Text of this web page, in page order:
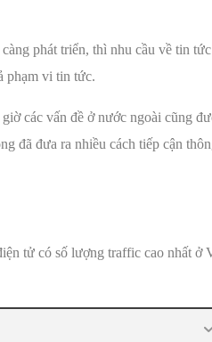
phát triển, thì nhu cầu về tin tức
phạm vi tin tức.
các vấn đề ở nước ngoài cũng
đã đưa ra nhiều cách tiếp cận
tử có số lượng traffic cao nhất ở